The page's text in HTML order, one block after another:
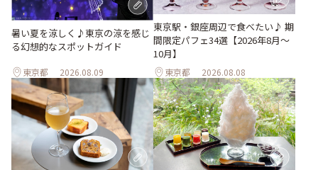
暑い夏を涼しく♪東京の涼を感じ
る幻想的なスポットガイド
東京都 2026.08.09
東京駅・銀座周辺で食べたい♪ 期
間限定パフェ34選【2026年8月～
10月】
東京都 2026.08.08